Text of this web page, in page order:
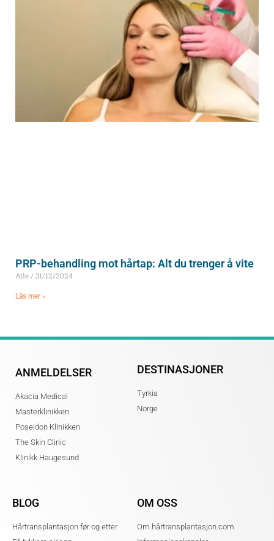
PRP-behandling mot hårtap: Alt du trenger å vite
Atle 31/12/2024
Läs mer »
ANMELDELSER
Akacia Medical
Masterklinikken
Poseidon Klinikken
The Skin Clinic
Klinikk Haugesund
DESTINASJONER
Tyrkia
Norge
BLOG
Hårtransplantasjon før og etter
OM OSS
Om hårtransplantasjon.com